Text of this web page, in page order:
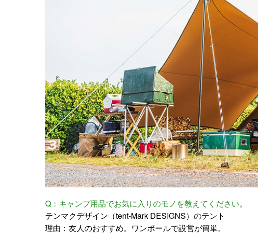
Q：キャンプ用品でお気に入りのモノを教えてください。
テンマクデザイン（tent-Mark DESIGNS）のテント
理由：友人のおすすめ。ワンポールで設営が簡単。